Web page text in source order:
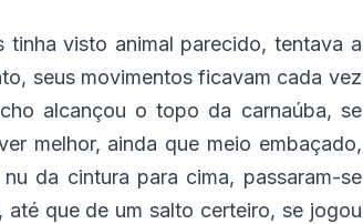
tinha visto animal parecido, tentava a
seus movimentos ficavam cada vez
alcançou o topo da carnaúba, se
melhor, ainda que meio embaçado,
da cintura para cima, passaram-se
até que de um salto certeiro, se jogou